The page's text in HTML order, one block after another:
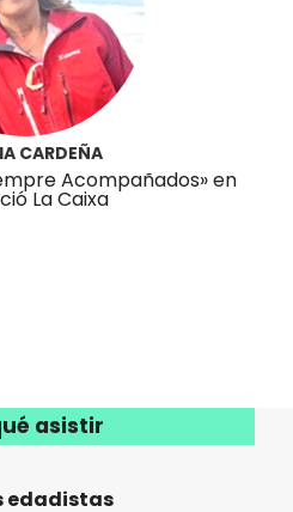
CARDEÑA
Acompañados» en
La Caixa
asistir
edadistas